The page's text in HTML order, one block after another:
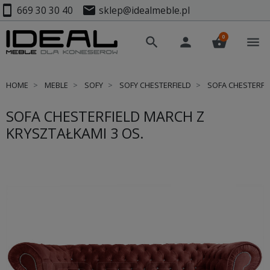
smartphone 669 30 30 40 mail sklep@idealmeble.pl
search person shopping_basket
0 menu
HOME MEBLE SOFY SOFY CHESTERFIELD SOFA
SOFA CHESTERFIELD MARCH Z
KRYSZTAŁKAMI 3 OS.